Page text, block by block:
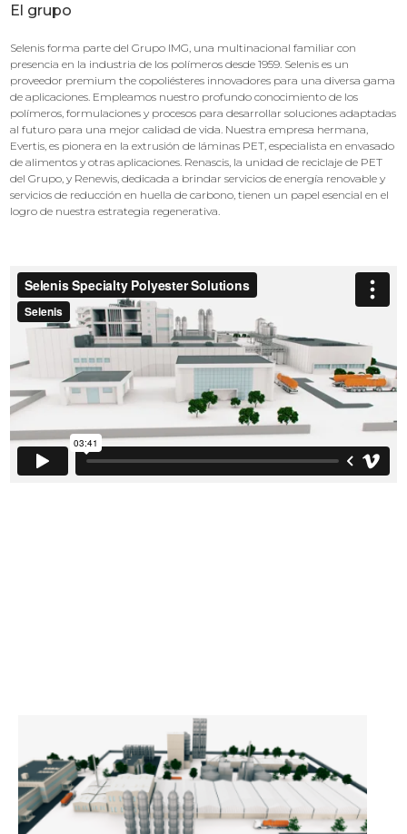
El grupo
Selenis forma parte del Grupo IMG, una multinacional familiar con
presencia en la industria de los polímeros desde 1959. Selenis es un
proveedor premium the copoliésteres innovadores para una diversa gama
de aplicaciones. Empleamos nuestro profundo conocimiento de los
polímeros, formulaciones y procesos para desarrollar soluciones adaptadas
al futuro para una mejor calidad de vida. Nuestra empresa hermana,
Evertis, es pionera en la extrusión de láminas PET, especialista en envasado
de alimentos y otras aplicaciones. Renascis, la unidad de reciclaje de PET
del Grupo, y Renewis, dedicada a brindar servicios de energía renovable y
servicios de reducción en huella de carbono, tienen un papel esencial en el
logro de nuestra estrategia regenerativa.